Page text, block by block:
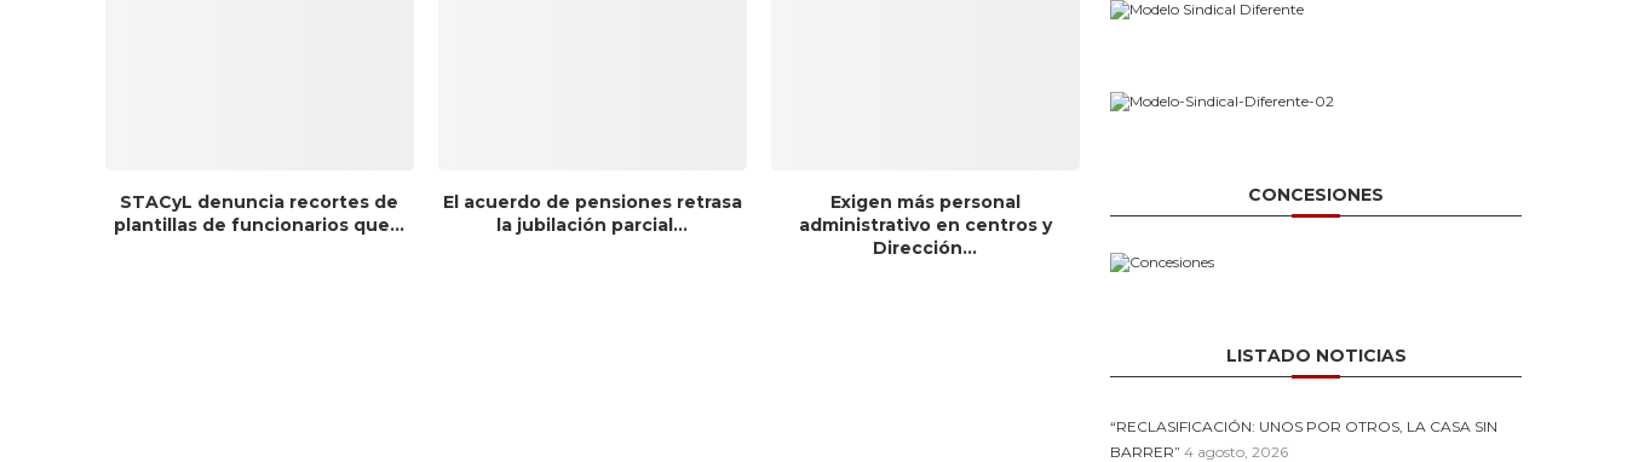
STACyL denuncia recortes de
plantillas de funcionarios que...
El acuerdo de pensiones retrasa
la jubilación parcial...
Exigen más personal
administrativo en centros y
Dirección...
CONCESIONES
LISTADO NOTICIAS
“RECLASIFICACIÓN: UNOS POR OTROS, LA CASA SIN
BARRER” 4 agosto, 2026